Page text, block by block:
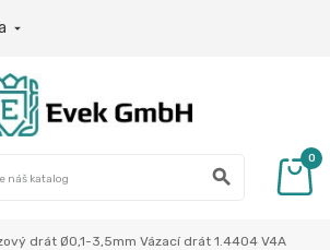

search
0
drát Ø0,1-3,5mm Vázací drát 1.4404 V4A